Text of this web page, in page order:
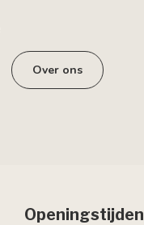
Over ons
Openingstijden